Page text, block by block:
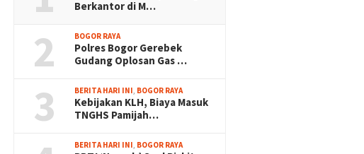
Berkantor di M…
2 BOGOR RAYA
Polres Bogor Gerebek
Gudang Oplosan Gas …
3 BERITA HARI INI, BOGOR RAYA
Kebijakan KLH, Biaya Masuk
TNGHS Pamijah…
BERITA HARI INI, BOGOR RAYA